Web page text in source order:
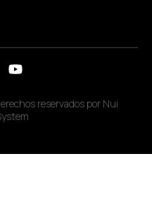
reservados por Nui